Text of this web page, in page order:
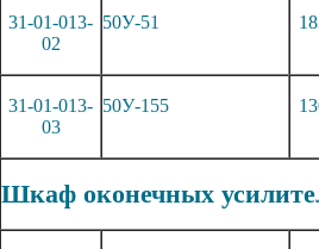
31-01-013-
02
50У-51 18
31-01-013-
03
50У-155 13
Шкаф оконечных